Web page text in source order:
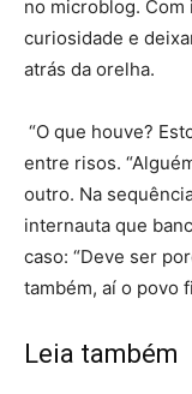
no microblog.
curiosidade e
atrás da orelha.
“O que houve?
entre risos.
outro. Na
internauta que
caso: “Deve ser
também, aí o povo
Leia também